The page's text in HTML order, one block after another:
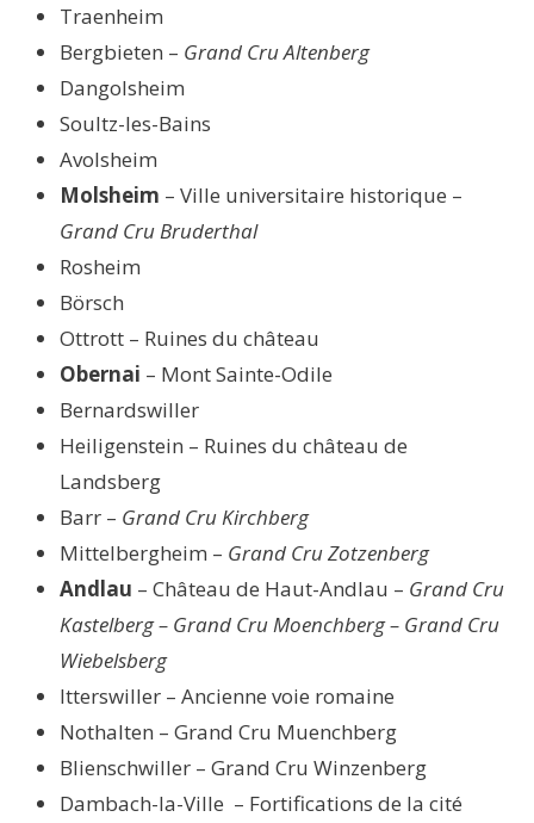
Traenheim
Bergbieten – Grand Cru Altenberg
Dangolsheim
Soultz-les-Bains
Avolsheim
Molsheim – Ville universitaire historique –
Grand Cru Bruderthal
Rosheim
Börsch
Ottrott – Ruines du château
Obernai – Mont Sainte-Odile
Bernardswiller
Heiligenstein – Ruines du château de
Landsberg
Barr – Grand Cru Kirchberg
Mittelbergheim – Grand Cru Zotzenberg
Andlau – Château de Haut-Andlau – Grand Cru
Kastelberg – Grand Cru Moenchberg – Grand Cru
Wiebelsberg
Itterswiller – Ancienne voie romaine
Nothalten – Grand Cru Muenchberg
Blienschwiller – Grand Cru Winzenberg
Dambach-la-Ville – Fortifications de la cité